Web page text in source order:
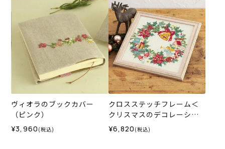
ヴィオラのブックカバー
（ピンク）
¥3,960 (税込)
クロスステッチフレーム＜
クリスマスのデコレーショ
ンリース＞
¥6,820 (税込)